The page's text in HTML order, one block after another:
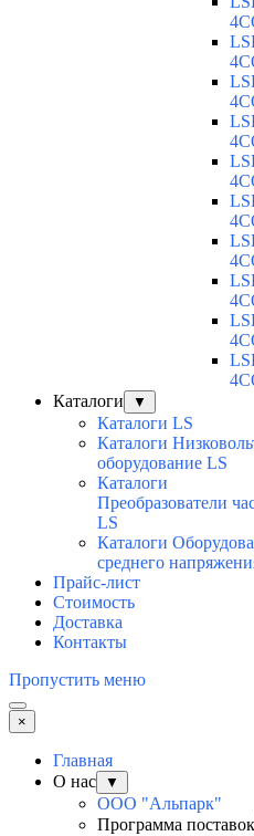
Каталоги
▼
Каталоги LS
Каталоги
оборудование LS
Каталоги
Преобразователи
LS
Каталоги
среднего
Прайс-лист
Стоимость
Доставка
Контакты
Пропустить меню
×
Главная
О нас
▼
ООО "Альпарк"
Программа поставок